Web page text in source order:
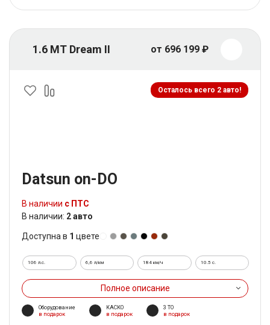
1.6 MT Dream II от 696 199 ₽
Осталось всего 2 авто!
Datsun on-DO
В наличии с ПТС
В наличии: 2 авто
Доступна в 1 цвете
106 л.с. 6,6 л/км 184 км/ч 10.5 c.
Полное описание
Оборудование
в подарок
КАСКО
в подарок
3 ТО
в подарок